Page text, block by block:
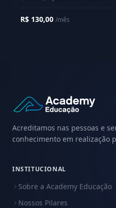
R$ 130,00 /mês
Acreditamos nas pessoas e
conhecimento em realização
INSTITUCIONAL
Sobre a Academy Educação
Nossos Pilares